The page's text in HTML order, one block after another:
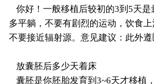
你好！一般移植后较初的3到5天
多平躺，不要有剧烈的运动，饮食
不要接近辐射源。意见建议：此外遵
放囊胚后多少天着床
囊胚是你胚胎发育到3~6天才移植